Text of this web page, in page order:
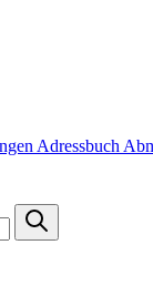
Adressbuch